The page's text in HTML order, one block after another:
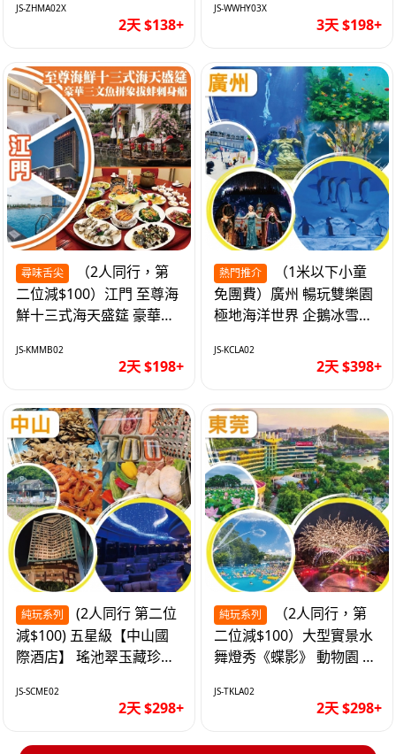
JS-ZHMA02X
2天 $138+
JS-WWHY03X
3天 $198+
尋味舌尖
二位減$100）江門 至尊海
鮮十三式海天盛筵 豪華三
2天
JS-KMMB02
2天 $198+
熱門推介
免團費）廣州 暢玩雙樂園
極地海洋世界 企鵝冰雪世
JS-KCLA02
2天 $398+
純玩系列
減$100) 五星級【中山國
際酒店】 瑤池翠玉藏珍盅
JS-SCME02
2天 $298+
純玩系列
二位減$100）大型實景水
舞燈秀《蝶影》 動物園 水
純玩2天
JS-TKLA02
2天 $298+